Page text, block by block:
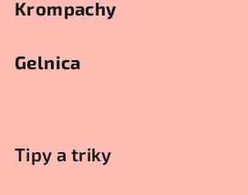
Krompachy
Gelnica
Tipy a triky